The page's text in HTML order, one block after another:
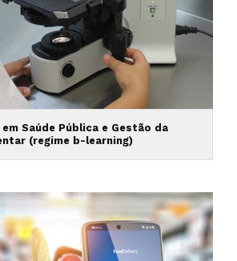
Saúde Pública e Gestão da
(regime b-learning)